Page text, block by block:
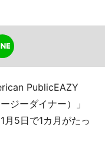
PublicEAZY
ジーダイナー）」
月5日で1カ月がたっ